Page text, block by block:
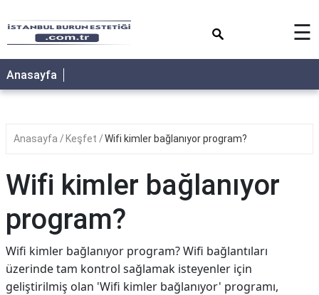
☰
Anasayfa
Anasayfa Keşfet Wifi kimler bağlanıyor program?
Wifi kimler bağlanıyor
program?
Wifi kimler bağlanıyor program? Wifi bağlantıları
üzerinde tam kontrol sağlamak isteyenler için
geliştirilmiş olan 'Wifi kimler bağlanıyor' programı,